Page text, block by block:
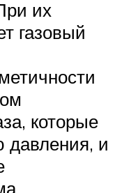
их
газовый
которые
давления, и